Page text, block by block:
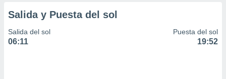
Salida y Puesta del sol
Salida del sol
06:11
Puesta del sol
19:52